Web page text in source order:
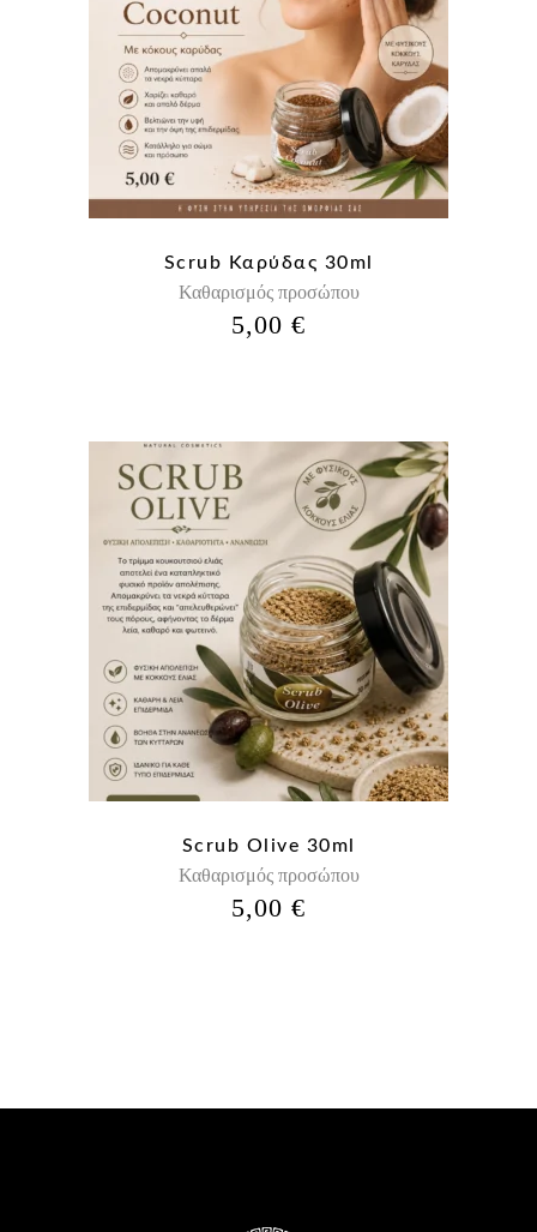
Scrub Καρύδας 30ml
Καθαρισμός προσώπου
5,00€
Scrub Olive 30ml
Καθαρισμός προσώπου
5,00€